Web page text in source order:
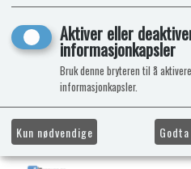
Aktiver eller
informasjonkapsler
Bruk denne bryteren til å
informasjonkapsler.
Kun nødvendige